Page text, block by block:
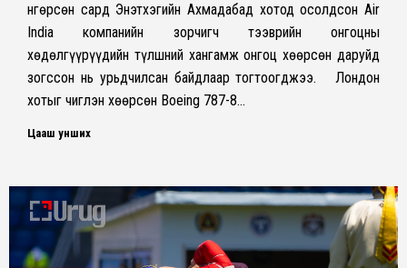
Өнгөрсөн сард Энэтхэгийн Ахмадабад хотод осолдсон Air
India компанийн зорчигч тээврийн онгоцны
хөдөлгүүрүүдийн түлшний хангамж онгоц хөөрсөн даруйд
зогссон нь урьдчилсан байдлаар тогтоогджээ. Лондон
хотыг чиглэн хөөрсөн Boeing 787-8…
Цааш унших